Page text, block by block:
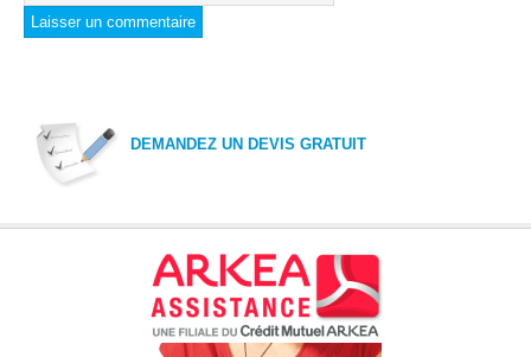
DEMANDEZ UN DEVIS GRATUIT